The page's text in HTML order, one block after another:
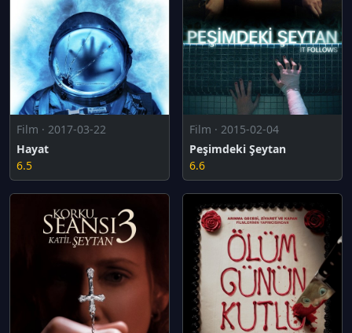
Film · 2017-03-22
Hayat
6.5
Film · 2015-02-04
Peşimdeki Şeytan
6.6